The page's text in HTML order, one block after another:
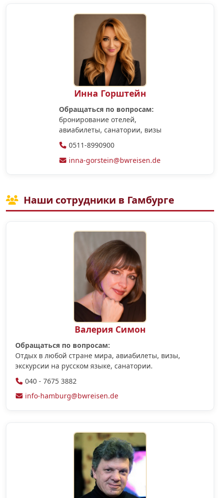
Инна Горштейн
Обращаться по вопросам:
бронирование отелей,
авиабилеты, санатории, визы
0511-8990900
inna-gorstein@bwreisen.de
Наши сотрудники в Гамбурге
Валерия Симон
Обращаться по вопросам:
Отдых в любой стране мира, авиабилеты, визы,
экскурсии на русском языке, санатории.
040 - 7675 3882
info-hamburg@bwreisen.de